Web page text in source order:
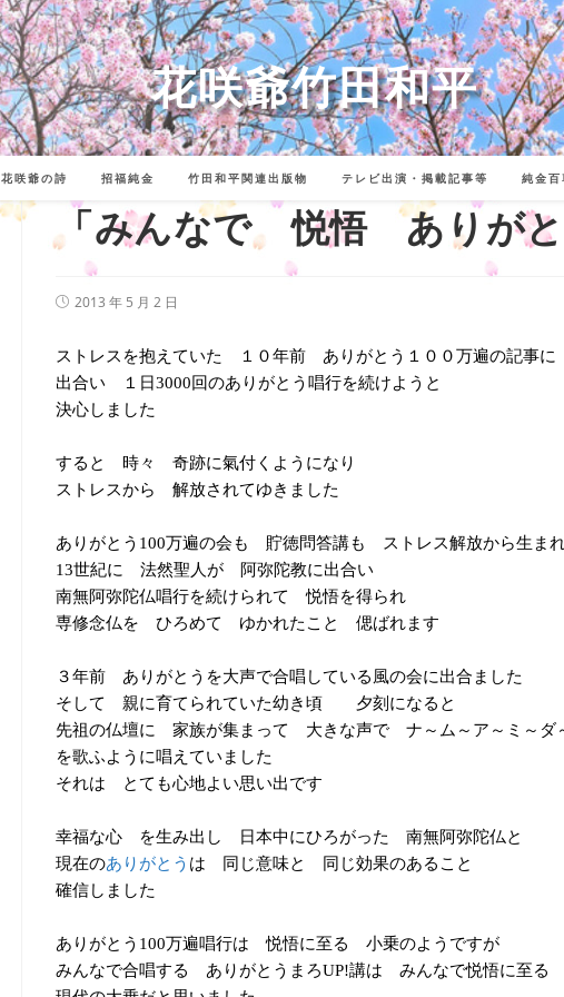
花咲爺竹田和平
花咲爺の詩 招福純金 竹田和平関連出版物 テレビ出演・掲載記事等 純金百
「みんなで 悦悟 ありがと
投
開
日:
2013 年 5 月 2 日
ストレスを抱えていた １０年前 ありがとう１００万遍の記事に
出合い １日3000回のありがとう唱行を続けようと
決心しました
すると 時々 奇跡に氣付くようになり
ストレスから 解放されてゆきました
ありがとう 100万遍の会も 貯徳問答講も ストレス解放から生ま
13世紀に 法然聖人が 阿弥陀教に出合い
南無阿弥陀仏唱行を続けられて 悦悟を得られ
専修念仏を ひろめて ゆかれたこと 偲ばれます
３年前 ありがとうを大声で合唱している風の会に出合ました
そして 親に育てられていた幼き頃 夕刻になると
先祖の仏壇に 家族が集まって 大きな声で ナ～ム～ア～ミ～ダ
を歌ふように唱えていました
それは とても心地よい思い出です
幸福な心 を生み出し 日本中にひろがった 南無阿弥陀仏と
現在のありがとう は 同じ意味と 同じ効果のあること
確信しました
ありがとう 100万遍唱行は 悦悟に至る 小乗のようですが
みんなで合唱する ありがとうまろUP!講は みんなで悦悟に至る